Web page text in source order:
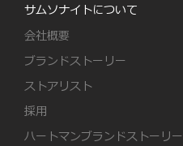
サムソナイトについて
会社概要
ブランドストーリー
ストアリスト
採用
ハートマンブランドストーリー